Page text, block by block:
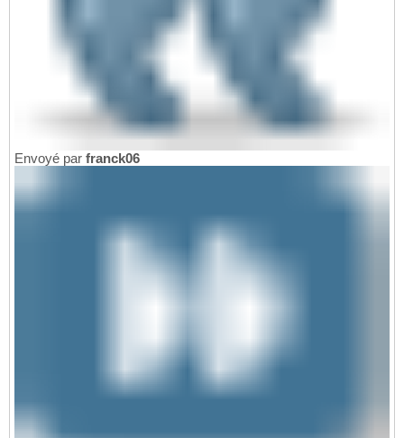
Envoyé par franck06